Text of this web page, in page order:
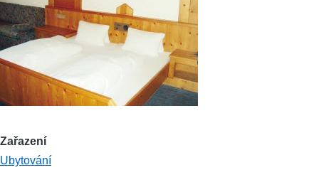
Zařazení
Ubytování